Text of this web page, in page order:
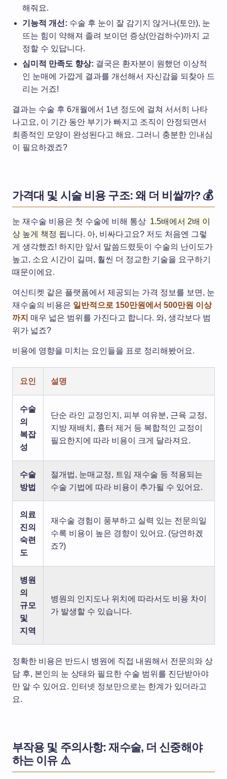
해줘요.
기능적 개선: 수술 후 눈이 잘 감기지 않거나(토안), 눈
뜨는 힘이 약해져 졸려 보이던 증상(안검하수)까지 교
정할 수 있답니다.
심미적 만족도 향상: 결국은 환자분이 원했던 이상적
인 눈매에 가깝게 결과를 개선해서 자신감을 되찾아 드
리는 거죠!
결과는 수술 후 6개월에서 1년 정도에 걸쳐 서서히 나타
나고요, 이 기간 동안 부기가 빠지고 조직이 안정되면서
최종적인 모양이 완성된다고 해요. 그러니 충분한 인내심
이 필요하겠죠?
가격대 및 시술 비용 구조: 왜 더 비쌀까? 💰
눈 재수술 비용은 첫 수술에 비해 통상 1.5배에서 2배 이
상 높게 책정 됩니다. 아, 비싸다고요? 저도 처음엔 그렇
게 생각했죠! 하지만 앞서 말씀드렸듯이 수술의 난이도가
높고, 소요 시간이 길며, 훨씬 더 정교한 기술을 요구하기
때문이에요.
여신티켓 같은 플랫폼에서 제공되는 가격 정보를 보면, 눈
재수술의 비용은 일반적으로 150만원에서 500만원 이상
까지 매우 넓은 범위를 가진다고 합니다. 와, 생각보다 범
위가 넓죠?
비용에 영향을 미치는 요인들을 표로 정리해봤어요.
요인 설명
수술
의
복잡
성
단순 라인 교정인지, 피부 여유분, 근육 교정,
지방 재배치, 흉터 제거 등 복합적인 교정이
필요한지에 따라 비용이 크게 달라져요.
수술
방법
절개법, 눈매교정, 트임 재수술 등 적용되는
수술 기법에 따라 비용이 추가될 수 있어요.
의료
진의
숙련
도
재수술 경험이 풍부하고 실력 있는 전문의일
수록 비용이 높은 경향이 있어요. (당연하겠
죠?)
병원
의
규모
및
지역
병원의 인지도나 위치에 따라서도 비용 차이
가 발생할 수 있습니다.
정확한 비용은 반드시 병원에 직접 내원해서 전문의와 상
담 후, 본인의 눈 상태와 필요한 수술 범위를 진단받아야
만 알 수 있어요. 인터넷 정보만으로는 한계가 있더라고
요.
부작용 및 주의사항: 재수술, 더 신중해야
하는 이유 ⚠️